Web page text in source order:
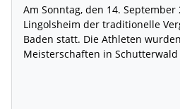
Am Sonntag, den 14.
Lingolsheim der traditionelle
Baden statt. Die Athleten
Meisterschaften in